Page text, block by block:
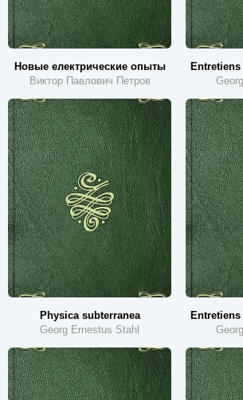
Новые електрические опыты
Виктор Павлович Петров
Physica subterranea
Georg Ernestus Stahl